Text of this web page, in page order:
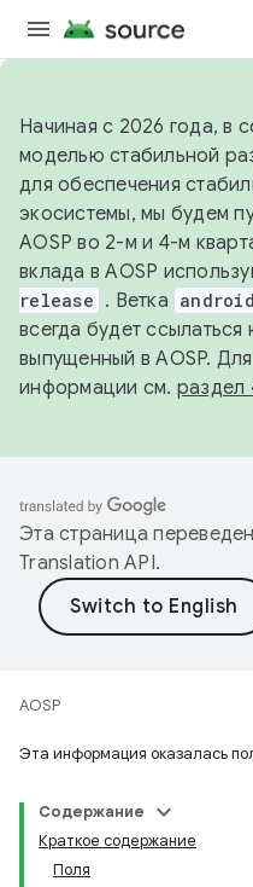
Начиная с 2026 года, в
моделью стабильной
для обеспечения
экосистемы, мы будем
AOSP во 2-м и 4-м
вклада в AOSP
release . Ветка
всегда будет
выпущенный в AOSP.
информации см. раздел
Эта страница
Translation API.
AOSP
Эта информация оказалась
Содержание
Краткое содержание
Поля